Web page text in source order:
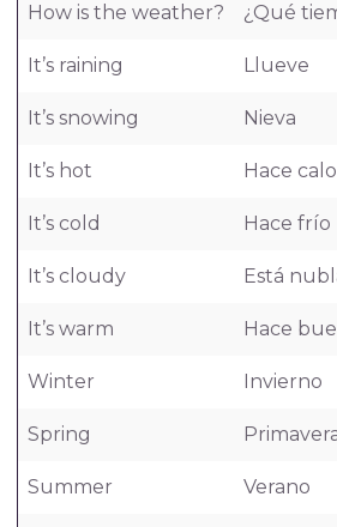
How is the weather? ¿Qué
It’s raining Llueve
It’s snowing Nieva
It’s hot Hace
It’s cold Hace frío
It’s cloudy Está
It’s warm Hace
Winter Invierno
Spring
Summer Verano